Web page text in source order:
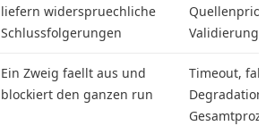
liefern widerspruechliche
Schlussfolgerungen
Validierung
Ein Zweig faellt aus und
blockiert den ganzen run
Timeout,